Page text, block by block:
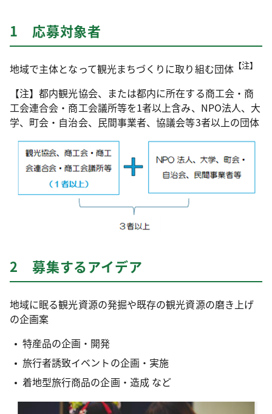
1 応募対象者
地域で主体となって観光まちづくりに取り組む団体【注】
【注】都内観光協会、または都内に所在する商工会・商
工会連合会・商工会議所等を1者以上含み、NPO法人、大
学、町会・自治会、民間事業者、協議会等3者以上の団体
2 募集するアイデア
地域に眠る観光資源の発掘や既存の観光資源の磨き上げ
の企画案
特産品の企画・開発
旅行者誘致イベントの企画・実施
着地型旅行商品の企画・造成 など